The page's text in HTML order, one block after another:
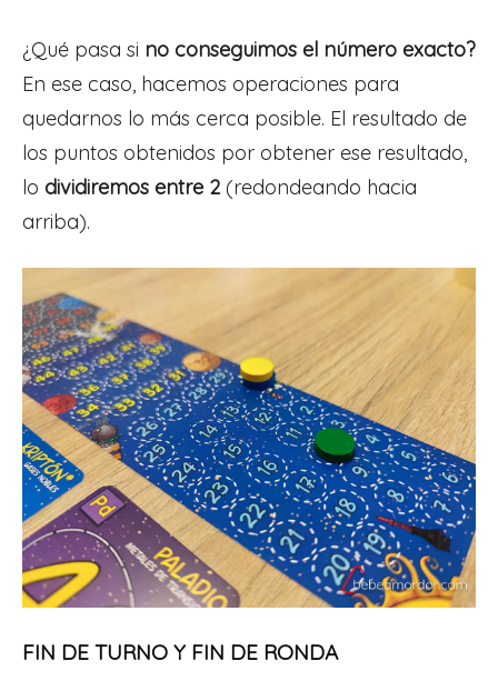
¿Qué pasa si no conseguimos el número exacto?
En ese caso, hacemos operaciones para
quedarnos lo más cerca posible. El resultado de
los puntos obtenidos por obtener ese resultado,
lo dividiremos entre 2 (redondeando hacia
arriba).
FIN DE TURNO Y FIN DE RONDA